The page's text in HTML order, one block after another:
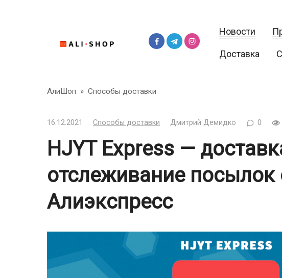
Новости
Доставка
АлиШоп » Способы доставки
16.12.2021 Способы доставки Дмитрий Демидко 0
HJYT Express —
отслеживание посылок
Алиэкспресс